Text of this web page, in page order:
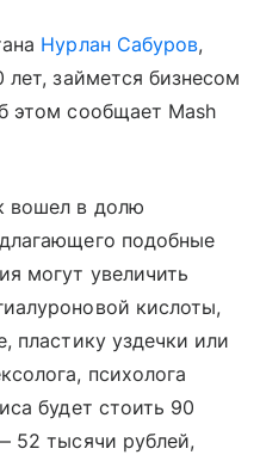
Нурлан Сабуров,
займется бизнесом
этом сообщает Mash
вошел в долю
подобные
могут увеличить
кислоты,
пластику уздечки или
психолога
будет стоить 90
52 тысячи рублей,